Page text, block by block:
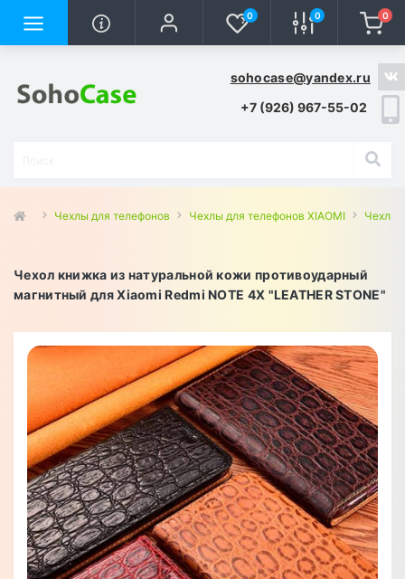
0 0 0
sohocase@yandex.ru
+7 (926) 967-55-02
Чехлы для телефонов Чехлы для телефонов XIAOMI Чехлы
Чехол книжка из натуральной кожи противоударный
магнитный для Xiaomi Redmi NOTE 4X "LEATHER STONE"